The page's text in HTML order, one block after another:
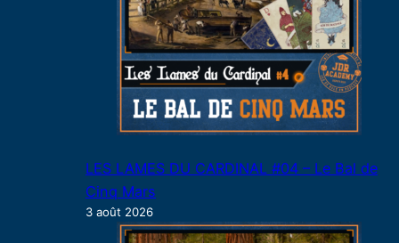
LES LAMES DU CARDINAL #04 – Le Bal de
Cinq Mars
3 août 2026